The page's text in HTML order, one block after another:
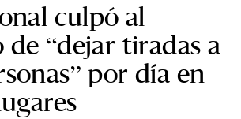
culpó al
“dejar tiradas a
por día en